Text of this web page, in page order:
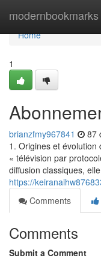
modernbookmarks
Home
Home
1
brianzfmy967841 87
1. Origines et évolution
« télévision par
diffusion classiques,
https://
Comments
Comments
Submit a Comment